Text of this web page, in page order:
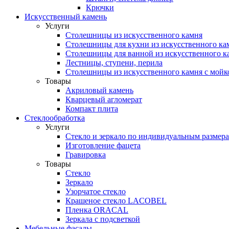
Крючки
Искусственный камень
Услуги
Столешницы из искусственного камня
Столешницы для кухни из искусственного
Столешницы для ванной из искусственного
Лестницы, ступени, перила
Столешницы из искусственного камня с
Товары
Акриловый камень
Кварцевый агломерат
Компакт плита
Стеклообработка
Услуги
Стекло и зеркало по индивидуальным
Изготовление фацета
Гравировка
Товары
Стекло
Зеркало
Узорчатое стекло
Крашеное стекло LACOBEL
Пленка ORACAL
Зеркала с подсветкой